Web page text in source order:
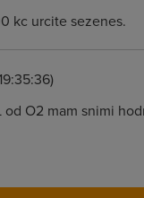
kc urcite sezenes.
od O2 mam snimi